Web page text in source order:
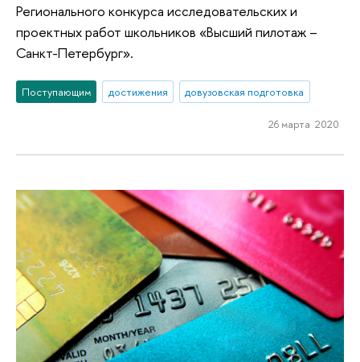
Регионального конкурса исследовательских и
проектных работ школьников «Высший пилотаж –
Санкт-Петербург».
Поступающим достижения довузовская подготовка
26 марта 2020